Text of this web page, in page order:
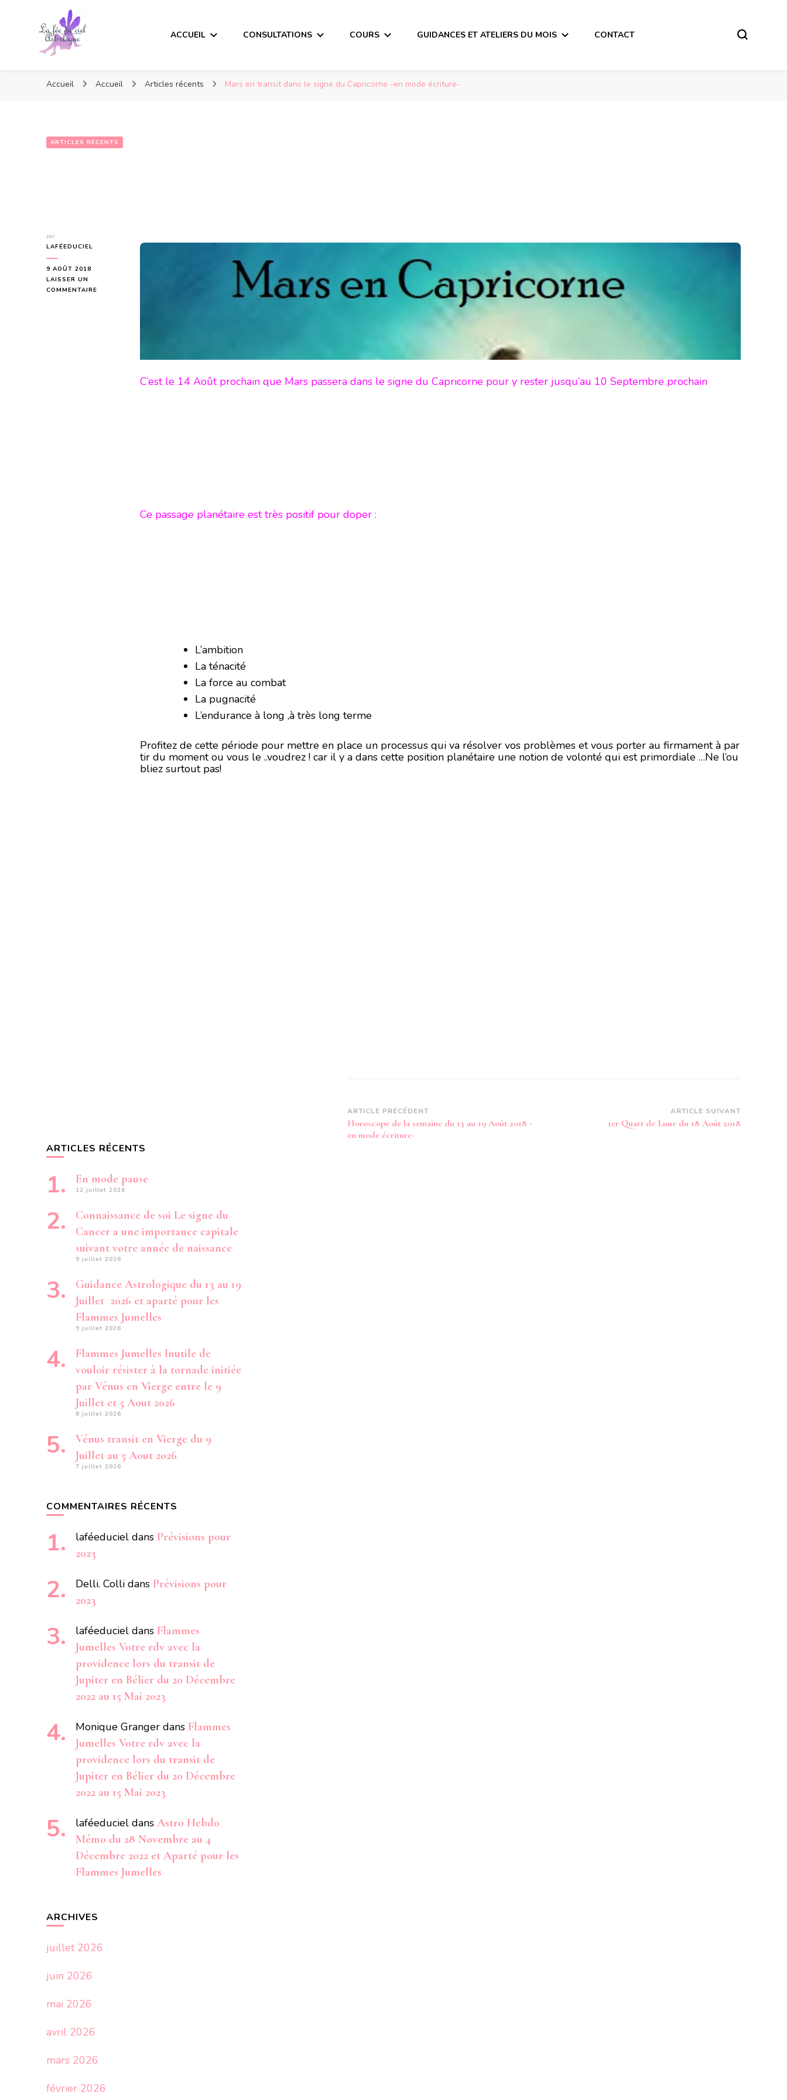
ACCUEIL CONSULTATIONS COURS GUIDANCES ET ATELIERS DU MOIS CONTACT
Accueil Accueil Articles récents Mars en transit dans le signe du Capricorne -en mode écriture-
ARTICLES RÉCENTS
par
LAFÉEDUCIEL
9 AOÛT 2018
LAISSER UN
COMMENTAIRE
C’est le 14 Août prochain que Mars passera dans le signe du Capricorne pour y rester jusqu’au 10 Septembre prochain
Ce passage planétaire est très positif pour doper :
L’ambition
La ténacité
La force au combat
La pugnacité
L’endurance à long ,à très long terme
Profitez de cette période pour mettre en place un processus qui va résolver vos problèmes et vous porter au firmament à par
tir du moment ou vous le ..voudrez ! car il y a dans cette position planétaire une notion de volonté qui est primordiale …Ne l’ou
bliez surtout pas!
Navigation
d’article
ARTICLE PRÉCÉDENT
Horoscope de la semaine du 13 au 19 Août 2018 -
en mode écriture-
ARTICLE SUIVANT
1er Quart de Lune du 18 Août 2018
ARTICLES RÉCENTS
En mode pause
12 juillet 2026
Connaissance de soi Le signe du
Cancer a une importance capitale
suivant votre année de naissance
9 juillet 2026
Guidance Astrologique du 13 au 19
Juillet 2026 et aparté pour les
Flammes Jumelles
9 juillet 2026
Flammes Jumelles Inutile de
vouloir résister à la tornade initiée
par Vénus en Vierge entre le 9
Juillet et 5 Aout 2026
8 juillet 2026
Vénus transit en Vierge du 9
Juillet au 5 Aout 2026
7 juillet 2026
COMMENTAIRES RÉCENTS
laféeduciel dans Prévisions pour
2023
Delli. Colli dans Prévisions pour
2023
laféeduciel dans Flammes
Jumelles Votre rdv avec la
providence lors du transit de
Jupiter en Bélier du 20 Décembre
2022 au 15 Mai 2023
Monique Granger dans Flammes
Jumelles Votre rdv avec la
providence lors du transit de
Jupiter en Bélier du 20 Décembre
2022 au 15 Mai 2023
laféeduciel dans Astro Hebdo
Mémo du 28 Novembre au 4
Décembre 2022 et Aparté pour les
Flammes Jumelles
ARCHIVES
juillet 2026
juin 2026
mai 2026
avril 2026
mars 2026
février 2026